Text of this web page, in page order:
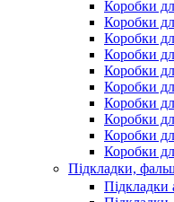
Коробки
Коробки
Коробки
Коробки
Коробки
Коробки
Коробки
Коробки
Коробки
Коробки
Підкладки,
Підкладки